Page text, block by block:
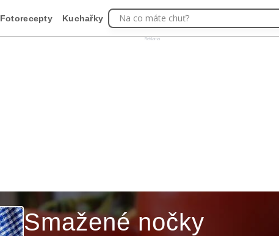
Reklama
Fotorecepty Kuchařky Na co máte chuť?
Smažené nočky